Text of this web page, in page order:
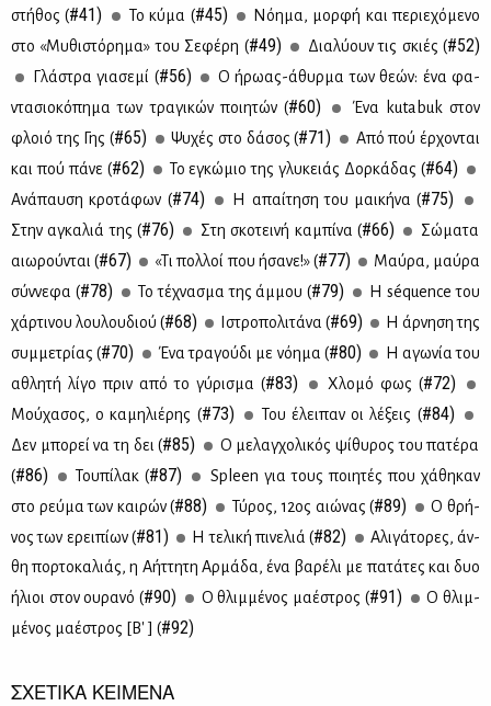
στή­θος (#41) To κύ­μα (#45)
Νό­η­μα, μορ­φή και πε­ριε­χό­με­νο
στο «Μυ­θι­στό­ρη­μα» του Σε­φέ­ρη (#49) Δια­λύ­ουν τις σκιές (#52)
Γλά­στρα για­σε­μί (#56)
Ο ήρω­ας-άθυρ­μα των θε­ών: ένα φα­
ντα­σιο­κό­πη­μα των τρα­γι­κών ποι­η­τών (#60)
Ένα kutabuk στον
φλοιό της Γης (#65) Ψυ­χές στο δά­σος (#71)
Από πού έρ­χο­νται
και πού πά­νε (#62) Το εγκώ­μιο της γλυ­κειάς Δορ­κά­δας (#64)
Ανά­παυ­ση κρο­τά­φων (#74) Η απαί­τη­ση του μαι­κή­να (#75)
Στην αγκα­λιά της (#76) Στη σκο­τει­νή κα­μπί­να (#66)
Σώ­μα­τα
αιω­ρού­νται (#67) «Τι πολ­λοί που ήσα­νε!» (#77)
Μαύ­ρα, μαύ­ρα
σύν­νε­φα (#78) Το τέ­χνα­σμα της άμ­μου (#79)
Η séquence του
χάρ­τι­νου λου­λου­διού (#68) Ιστρο­πο­λι­τά­να (#69)
H άρ­νη­ση της
συμ­με­τρί­ας (#70) Ένα τρα­γού­δι με νό­η­μα (#80)
Η αγω­νία του
αθλη­τή λί­γο πριν από το γύ­ρι­σμα (#83) Χλο­μό φως (#72)
Μού­χα­σος, ο κα­μη­λιέ­ρης (#73) Του έλει­παν οι λέ­ξεις (#84)
Δεν μπο­ρεί να τη δει (#85)
Ο με­λαγ­χο­λι­κός ψί­θυ­ρος του πα­τέ­ρα
(#86) Του­πί­λακ (#87)
Spleen για τους ποι­η­τές που χά­θη­καν
στο ρεύ­μα των και­ρών (#88) Τύ­ρος, 12ος αιώ­νας (#89)
Ο θρή­
νος των ερει­πί­ων (#81) Η τε­λι­κή πι­νε­λιά (#82)
Αλι­γά­το­ρες, άν­
θη πορ­το­κα­λιάς, η Αήτ­τη­τη Αρ­μά­δα, ένα βα­ρέ­λι με πα­τά­τες και δυο
ήλιοι στον ου­ρα­νό (#90) Ο θλιμ­μέ­νος μα­έ­στρος (#91)
Ο θλιμ­
μέ­νος μα­έ­στρος [B' ] (#92)
ΣΧΕΤΙΚΑ ΚΕΙΜΕΝΑ